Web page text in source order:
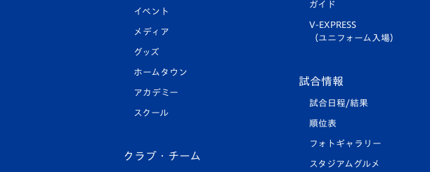
イベント
メディア
グッズ
ホームタウン
アカデミー
スクール
クラブ・チーム
ガイド
V-EXPRESS
（ユニフォーム入場）
試合情報
試合日程/結果
順位表
フォトギャラリー
スタジアムグルメ